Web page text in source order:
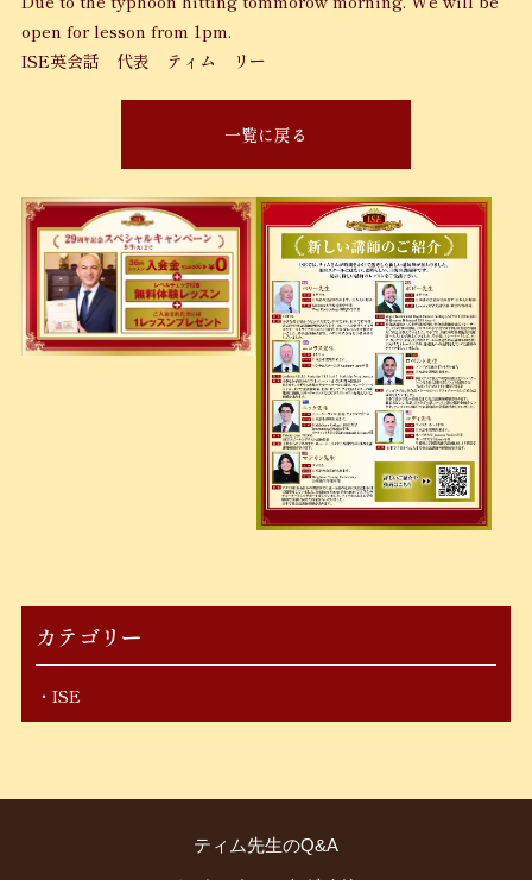
open for lesson from 1pm.
ISE英会話 代表 ティム リー
一覧に戻る
カテゴリー
ISE
ティム先生のQ&A